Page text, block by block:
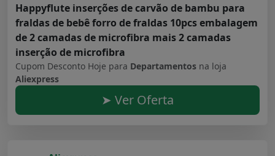
Happyflute inserções de carvão de bambu para
fraldas de bebê forro de fraldas 10pcs embalagem
de 2 camadas de microfibra mais 2 camadas
inserção de microfibra
Cupom Desconto Hoje para Departamentos na loja
Aliexpress
➤ Ver Oferta